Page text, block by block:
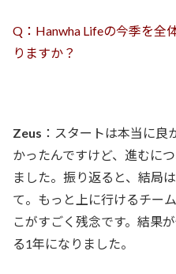
Q：Hanwha Lifeの今季を全
りますか？
Zeus ：スタートは本当に良
かったんですけど、進むに
ました。振り返ると、結局
て。もっと上に行けるチー
こがすごく残念です。結果
る1年になりました。